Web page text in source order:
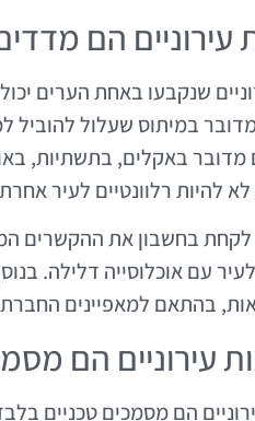
שנקבעו באחת הערים
במיתוס שעלול להוביל
מדובר באקלים, בתשתיות,
להיות רלוונטיים לעיר
לקחת בחשבון את ההקשרים
עם אוכלוסייה דלילה.
בהתאם למאפיינים
הם מסמכים טכניים